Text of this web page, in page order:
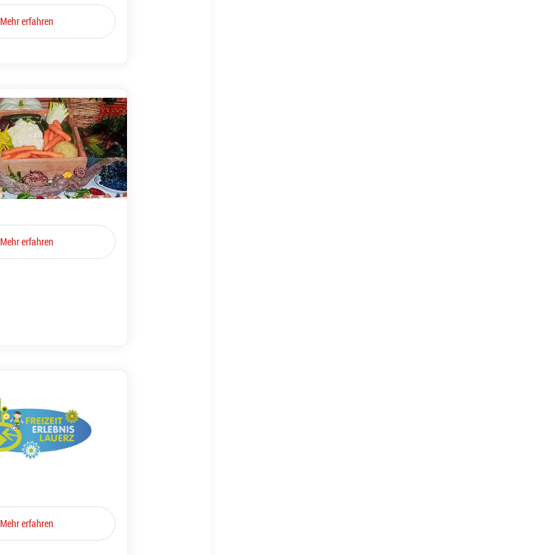
Mehr erfahren
Mehr erfahren
Mehr erfahren